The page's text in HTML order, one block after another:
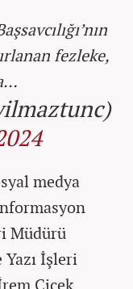
fezleke,
medya
Müdürü
Yazı İşleri
Çiçek